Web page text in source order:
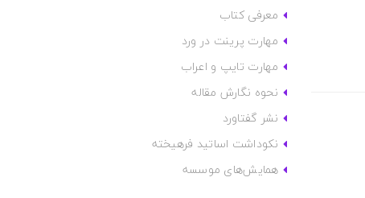
معرفی کتاب
مهارت پرینت در ورد
مهارت تایپ و اعراب
نحوه نگارش مقاله
نشر گفتاورد
نکوداشت اساتید فرهیخته
همایش‌های موسسه